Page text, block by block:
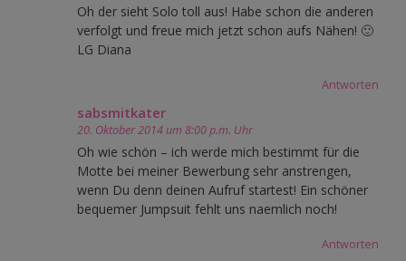
Oh der sieht Solo toll aus! Habe schon die anderen
verfolgt und freue mich jetzt schon aufs Nähen! 🙂
LG Diana
Antworten
sabsmitkater
20. Oktober 2014 um 8:00 p.m. Uhr
Oh wie schön – ich werde mich bestimmt für die
Motte bei meiner Bewerbung sehr anstrengen,
wenn Du denn deinen Aufruf startest! Ein schöner
bequemer Jumpsuit fehlt uns naemlich noch!
Antworten